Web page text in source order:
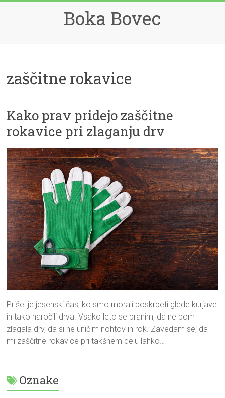
Boka Bovec
zaščitne rokavice
Kako prav pridejo zaščitne
rokavice pri zlaganju drv
Prišel je jesenski čas, ko smo morali poskrbeti glede kurjave
in tako naročili drva. Vsako leto se branim, da ne bom
zlagala drv, da si ne uničim nohtov in rok. Zavedam se, da
mi zaščitne rokavice pri takšnem delu lahko…
Oznake